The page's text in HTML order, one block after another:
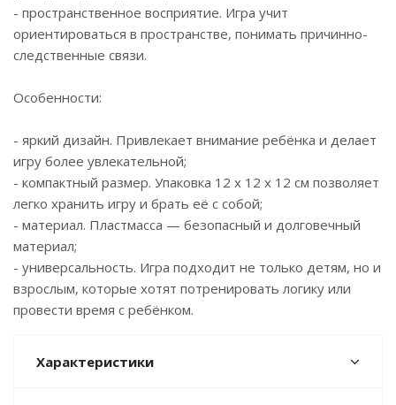
- пространственное восприятие. Игра учит
ориентироваться в пространстве, понимать причинно-
следственные связи.
Особенности:
- яркий дизайн. Привлекает внимание ребёнка и делает
игру более увлекательной;
- компактный размер. Упаковка 12 x 12 x 12 см позволяет
легко хранить игру и брать её с собой;
- материал. Пластмасса — безопасный и долговечный
материал;
- универсальность. Игра подходит не только детям, но и
взрослым, которые хотят потренировать логику или
провести время с ребёнком.
Характеристики